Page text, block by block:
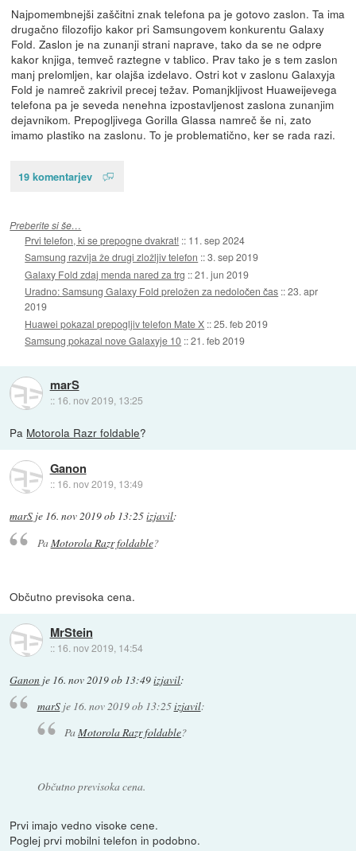
Najpomembnejši zaščitni znak telefona pa je gotovo zaslon. Ta ima
drugačno filozofijo kakor pri Samsungovem konkurentu Galaxy
Fold. Zaslon je na zunanji strani naprave, tako da se ne odpre
kakor knjiga, temveč raztegne v tablico. Prav tako je s tem zaslon
manj prelomljen, kar olajša izdelavo. Ostri kot v zaslonu Galaxyja
Fold je namreč zakrivil precej težav. Pomanjkljivost Huaweijevega
telefona pa je seveda nenehna izpostavljenost zaslona zunanjim
dejavnikom. Prepogljivega Gorilla Glassa namreč še ni, zato
imamo plastiko na zaslonu. To je problematično, ker se rada razi.
19 komentarjev
Preberite si še…
Prvi telefon, ki se prepogne dvakrat! :: 11. sep 2024
Samsung razvija že drugi zložljiv telefon ::3. sep 2019
Galaxy Fold zdaj menda nared za trg ::21. jun 2019
Uradno: Samsung Galaxy Fold preložen za nedoločen čas ::23. apr
2019
Huawei pokazal prepogljiv telefon Mate X ::25. feb 2019
Samsung pokazal nove Galaxyje 10 ::21. feb 2019
marS
:: 16. nov 2019, 13:25
Pa Motorola Razr foldable?
Ganon
:: 16. nov 2019, 13:49
marS je 16. nov 2019 ob 13:25izjavil:
Pa Motorola Razr foldable?
Občutno previsoka cena.
MrStein
:: 16. nov 2019, 14:54
Ganon je 16. nov 2019 ob 13:49izjavil:
marSje 16. nov 2019 ob 13:25izjavil:
PaMotorola Razr foldable?
Občutno previsoka cena.
Prvi imajo vedno visoke cene.
Poglej prvi mobilni telefon in podobno.